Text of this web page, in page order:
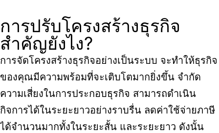
การปรับโครงสร้างธุรกิจ
สำคัญยังไง?
การจัดโครงสร้างธุรกิจอย่างเป็นระบบ จะทำให้ธุรกิจ
ของคุณมีความพร้อมที่จะเติบโตมากยิ่งขึ้น จำกัด
ความเสี่ยงในการประกอบธุรกิจ สามารถดำเนิน
กิจการได้ในระยะยาวอย่างราบรื่น ลดค่าใช้จ่ายภาษี
ได้จำนวนมากทั้งในระยะสั้น และระยะยาว ดังนั้น